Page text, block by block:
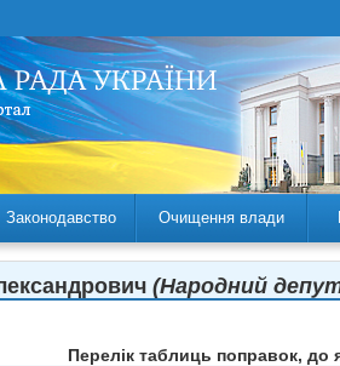
Законодавство Очищення влади
(Народний
Перелік таблиць поправок, до